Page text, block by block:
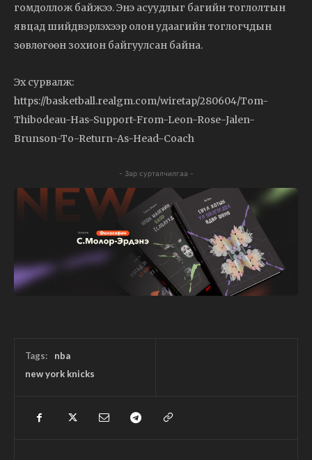
гомдоллож байжээ. Энэ асуудлыг багийн тоглолтын
явцад шийдвэрлэхээр олон удаагийн тоглогчдын
зөвлөгөөн зохион байгуулсан байна.
Эх сурвалж:
https://basketball.realgm.com/wiretap/280604/Tom-
Thibodeau-Has-Support-From-Leon-Rose-Jalen-
Brunson-To-Return-As-Head-Coach
- Зар сурталчилгаа -
Tags:
nba
new york knicks